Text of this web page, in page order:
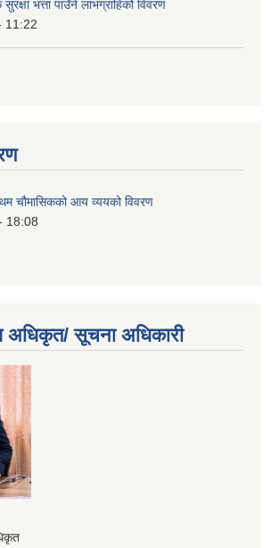
भत्ता पाउँने लाभग्राहिको विवरण
11:22
चौमासिकको आय व्ययको विवरण
18:08
अधिकृत/ सूचना अधिकारी